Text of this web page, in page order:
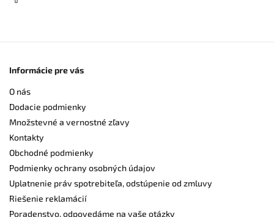
Informácie pre vás
O nás
Dodacie podmienky
Množstevné a vernostné zľavy
Kontakty
Obchodné podmienky
Podmienky ochrany osobných údajov
Uplatnenie práv spotrebiteľa, odstúpenie od zmluvy
Riešenie reklamácií
Poradenstvo, odpovedáme na vaše otázky